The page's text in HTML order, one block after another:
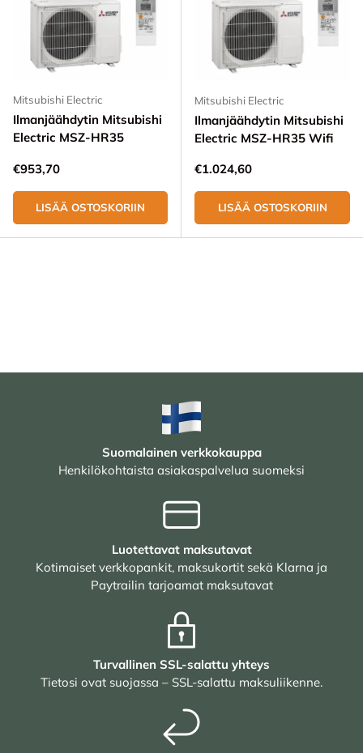
Mitsubishi Electric
Ilmanjäähdytin Mitsubishi
Electric MSZ-HR35
Normaali hinta
€953,70
LISÄÄ OSTOSKORIIN
Mitsubishi Electric
Ilmanjäähdytin Mitsubishi
Electric MSZ-HR35 Wifi
Normaali hinta
€1.024,60
LISÄÄ OSTOSKORIIN
Suomalainen verkkokauppa
Henkilökohtaista asiakaspalvelua suomeksi
Luotettavat maksutavat
Kotimaiset verkkopankit, maksukortit sekä Klarna ja
Paytrailin tarjoamat maksutavat
Turvallinen SSL-salattu yhteys
Tietosi ovat suojassa – SSL-salattu maksuliikenne.